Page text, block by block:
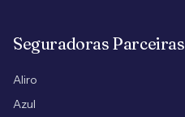
Seguradoras Parceiras
Aliro
Azul